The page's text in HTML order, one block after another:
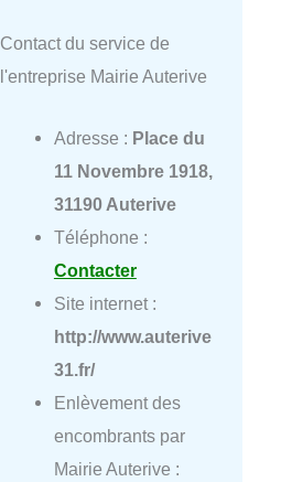
Contact du service de
l'entreprise Mairie Auterive
Adresse : Place du
11 Novembre 1918,
31190 Auterive
Téléphone :
Contacter
Site internet :
http://www.auterive
31.fr/
Enlèvement des
encombrants par
Mairie Auterive :